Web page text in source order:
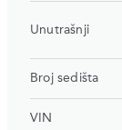
Unutrašnji
Broj sedišta
VIN